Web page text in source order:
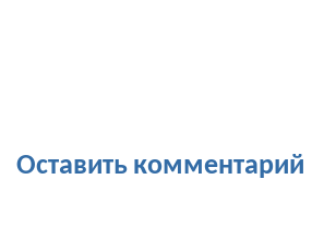
Оставить комментарий